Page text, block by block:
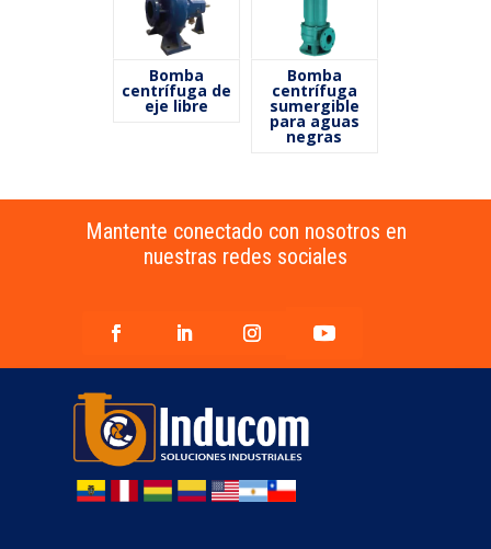
Bomba
centrífuga de
eje libre
Bomba
centrífuga
sumergible
para aguas
negras
Mantente conectado con nosotros en
nuestras redes sociales